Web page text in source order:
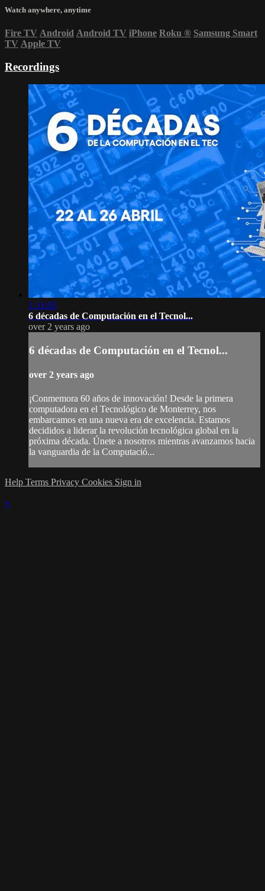
Watch anywhere, anytime
Fire TV Android Android TV iPhone Roku ® Samsung Smart
TV Apple TV
Recordings
1:31:05
6 décadas de Computación en el Tecnol...
over 2 years ago
6 décadas de Computación en el Tecnol...
over 2 years ago
¡Conmemora 60 años de innovación! Desde la primera
computadora en el Tecnológico de Monterrey, nos
embarcamos en una nueva era de excelencia. Estamos
decididos a liderar la revolución tecnológica global en la
próxima década. Únete a nosotros mientras avanzamos hacia
la vanguardia de la Computació...
Help Terms Privacy Cookies Sign in
×